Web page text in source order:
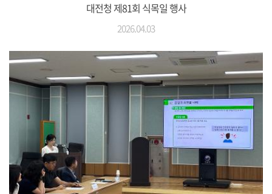
대전청 제81회 식목일 행사
2026.04.03